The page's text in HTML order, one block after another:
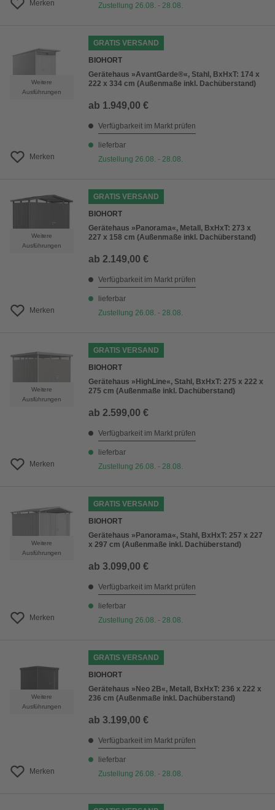
Merken
Zustellung 26.08. - 28.08.
Weitere
Ausführungen
Merken
GRATIS VERSAND
BIOHORT
Gerätehaus »AvantGarde®«, Stahl, BxHxT: 174 x
222 x 334 cm (Außenmaße inkl. Dachüberstand)
ab 1.949,00 €
Verfügbarkeit im Markt prüfen
lieferbar
Zustellung 26.08. - 28.08.
Weitere
Ausführungen
Merken
GRATIS VERSAND
BIOHORT
Gerätehaus »Panorama«, Metall, BxHxT: 273 x
227 x 158 cm (Außenmaße inkl. Dachüberstand)
ab 2.149,00 €
Verfügbarkeit im Markt prüfen
lieferbar
Zustellung 26.08. - 28.08.
Weitere
Ausführungen
Merken
GRATIS VERSAND
BIOHORT
Gerätehaus »HighLine«, Stahl, BxHxT: 275 x 222 x
275 cm (Außenmaße inkl. Dachüberstand)
ab 2.599,00 €
Verfügbarkeit im Markt prüfen
lieferbar
Zustellung 26.08. - 28.08.
Weitere
Ausführungen
Merken
GRATIS VERSAND
BIOHORT
Gerätehaus »Panorama«, Stahl, BxHxT: 257 x 227
x 297 cm (Außenmaße inkl. Dachüberstand)
ab 3.099,00 €
Verfügbarkeit im Markt prüfen
lieferbar
Zustellung 26.08. - 28.08.
Weitere
Ausführungen
Merken
GRATIS VERSAND
BIOHORT
Gerätehaus »Neo 2B«, Metall, BxHxT: 236 x 222 x
236 cm (Außenmaße inkl. Dachüberstand)
ab 3.199,00 €
Verfügbarkeit im Markt prüfen
lieferbar
Zustellung 26.08. - 28.08.